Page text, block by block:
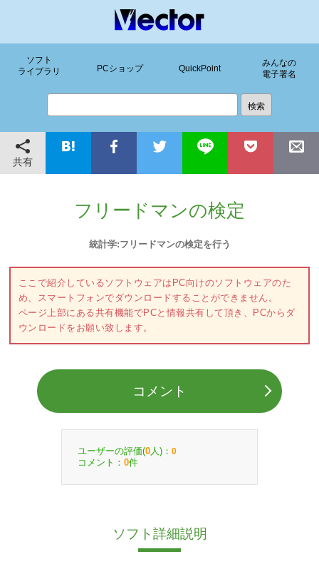
ソフト
ライブラリ
PCショップ QuickPoint
みんなの
電子署名
共有
フリードマンの検定
統計学:フリードマンの検定を行う
ここで紹介しているソフトウェアはPC向けのソフトウェアのた
め、スマートフォンでダウンロードすることができません。
ページ上部にある共有機能でPCと情報共有して頂き、PCからダ
ウンロードをお願い致します。
コメント
ユーザーの評価(0 人)： 0
コメント： 0件
ソフト詳細説明